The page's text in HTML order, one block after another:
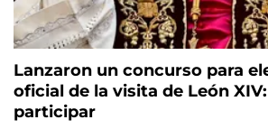
Lanzaron un concurso para
oficial de la visita de León
participar